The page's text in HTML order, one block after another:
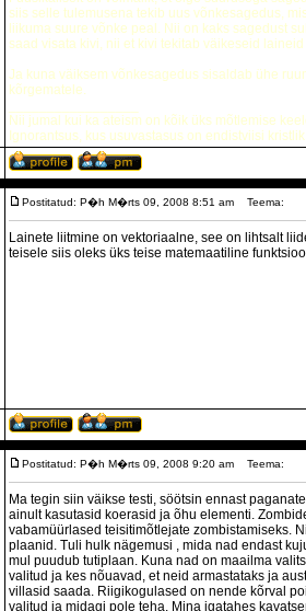
siis selle tulemusena tekib uus võnkesagedus,
liikuma suure võnke peal. Nii on kaks sagedust
saad visata kivi, nii et kivi tekitab väikeseid
Ja kuna väiksem võnkesagedus sisaldab ühe
kõrgematele.
Nii jumal kui ka ateism on kõik üks mõtlemise
Ignorantsus, kus usuvastasus on endistviisi
Postitatud: P�h M�rts 09, 2008 8:51 am Teema:
Lainete liitmine on vektoriaalne, see on lihtsalt
teisele siis oleks üks teise matemaatiline
Postitatud: P�h M�rts 09, 2008 9:20 am Teema:
Ma tegin siin väikse testi, söötsin ennast
ainult kasutasid koerasid ja õhu elementi.
vabamüürlased teisitimõtlejate zombistamiseks.
plaanid. Tuli hulk nägemusi , mida nad endast
mul puudub tutiplaan. Kuna nad on maailma
valitud ja kes nõuavad, et neid armastataks ja
villasid saada. Riigikogulased on nende kõrval
valitud ja midagi pole teha. Mina igatahes